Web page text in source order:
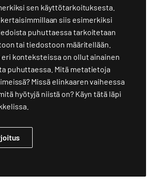
sen käyttötarkoituksesta.
siis esimerkiksi
puhuttaessa tarkoitetaan
tai tiedostoon määritellään.
konteksteissa on ollut ainainen
puhuttaessa. Mitä metatietoja
Missä elinkaaren vaiheessa
hyötyjä niistä on? Käyn tätä läpi